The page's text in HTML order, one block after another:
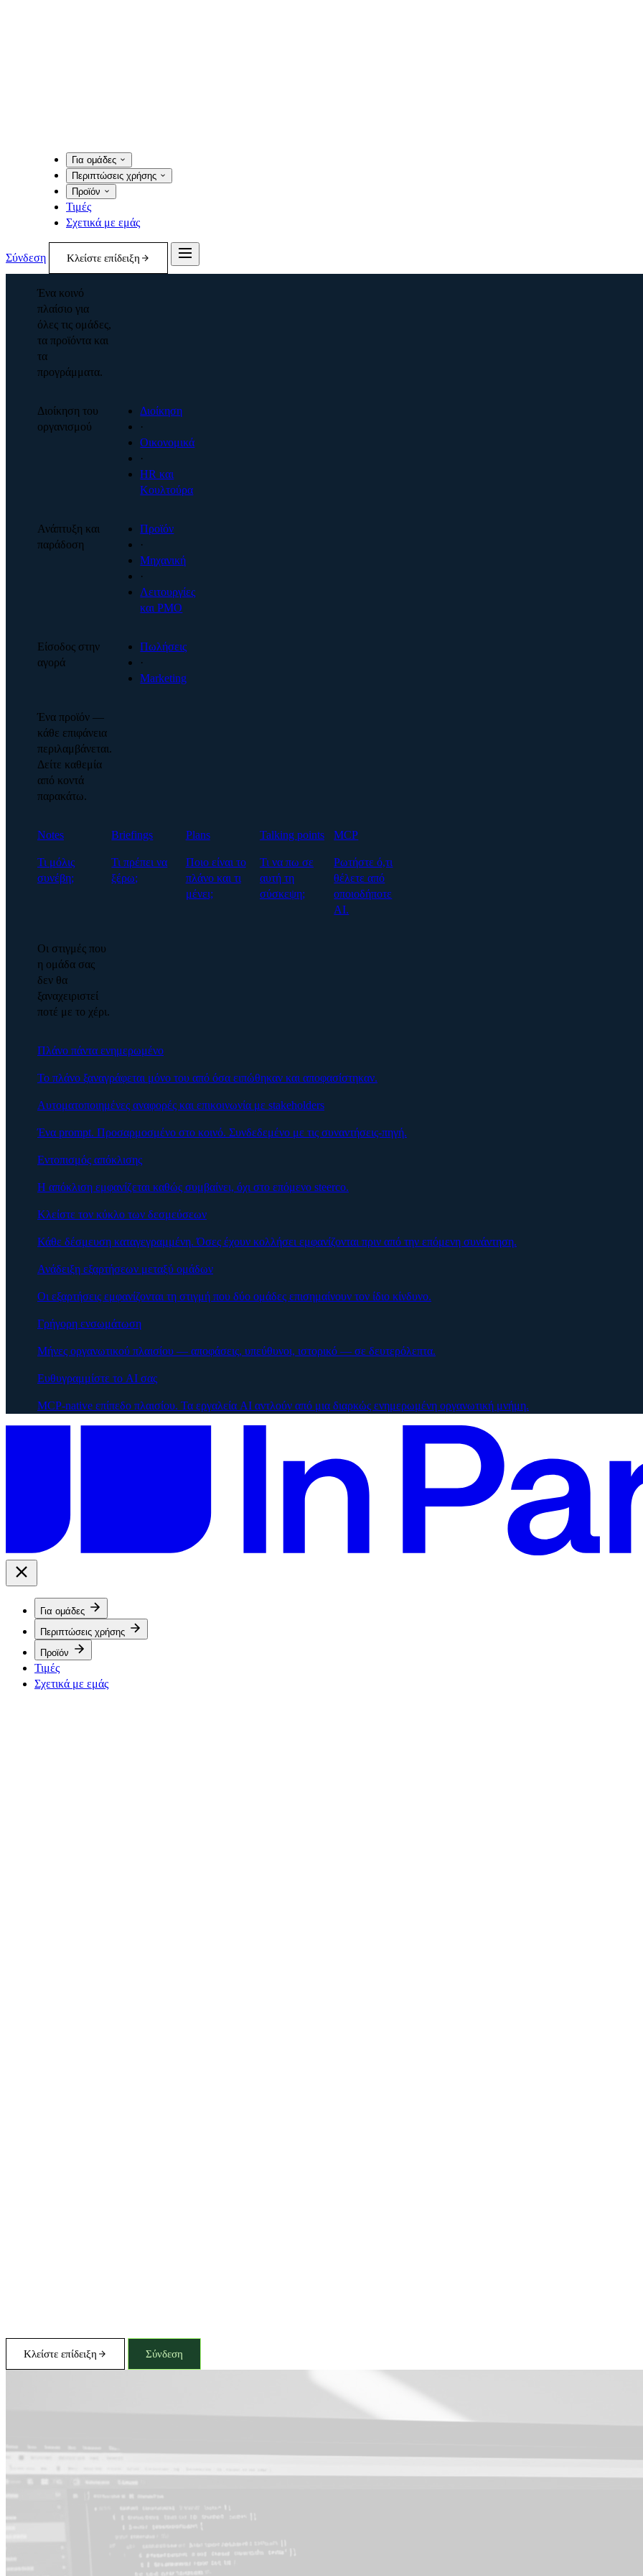
Για ομάδες
Περιπτώσεις χρήσης
Προϊόν
Τιμές
Σχετικά με εμάς
Σύνδεση Κλείστε επίδειξη
Ένα κοινό
πλαίσιο για
όλες τις ομάδες,
τα προϊόντα και
τα
προγράμματα.
Διοίκηση του
οργανισμού
Διοίκηση
·
Οικονομικά
·
HR και
Κουλτούρα
Ανάπτυξη και
παράδοση
Προϊόν
·
Μηχανική
·
Λειτουργίες
και PMO
Είσοδος στην
αγορά
Πωλήσεις
·
Marketing
Ένα προϊόν —
κάθε επιφάνεια
περιλαμβάνεται.
Δείτε καθεμία
από κοντά
παρακάτω.
Notes
Τι μόλις
συνέβη;
Briefings
Τι πρέπει να
ξέρω;
Plans
Ποιο είναι το
πλάνο και τι
μένει;
Talking points
Τι να πω σε
αυτή τη
σύσκεψη;
MCP
Ρωτήστε ό,τι
θέλετε από
οποιοδήποτε
AI.
Οι στιγμές που
η ομάδα σας
δεν θα
ξαναχειριστεί
ποτέ με το χέρι.
Πλάνο πάντα ενημερωμένο
Το πλάνο ξαναγράφεται μόνο του από όσα ειπώθηκαν και αποφασίστηκαν.
Αυτοματοποιημένες αναφορές και επικοινωνία με stakeholders
Ένα prompt. Προσαρμοσμένο στο κοινό. Συνδεδεμένο με τις συναντήσεις-πηγή.
Εντοπισμός απόκλισης
Η απόκλιση εμφανίζεται καθώς συμβαίνει, όχι στο επόμενο steerco.
Κλείστε τον κύκλο των δεσμεύσεων
Κάθε δέσμευση καταγεγραμμένη. Όσες έχουν κολλήσει εμφανίζονται πριν από την επόμενη συνάντηση.
Ανάδειξη εξαρτήσεων μεταξύ ομάδων
Οι εξαρτήσεις εμφανίζονται τη στιγμή που δύο ομάδες επισημαίνουν τον ίδιο κίνδυνο.
Γρήγορη ενσωμάτωση
Μήνες οργανωτικού πλαισίου — αποφάσεις, υπεύθυνοι, ιστορικό — σε δευτερόλεπτα.
Ευθυγραμμίστε το AI σας
MCP-native επίπεδο πλαισίου. Τα εργαλεία AI αντλούν από μια διαρκώς ενημερωμένη οργανωτική μνήμη.
Για ομάδες
Περιπτώσεις χρήσης
Προϊόν
Τιμές
Σχετικά με εμάς
Κλείστε επίδειξη Σύνδεση